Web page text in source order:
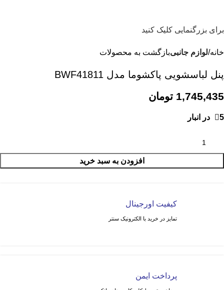
برای بزرگنمایی کلیک کنید
خانه لوازم جانبیبازگشت به محصولات
پنل لباسشویی پاکشوما مدل BWF41811
1,745,435 تومان
5 در انبار
افزودن به سبد خرید
کیفیت اورجینال
تمایز در خرید با الکترونیک سنتر
پرداخت ایمن